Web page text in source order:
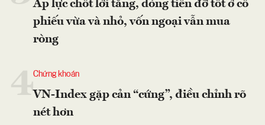
Áp lực chốt lời tăng, dòng tiền đỡ tốt ở cổ
phiếu vừa và nhỏ, vốn ngoại vẫn mua
ròng
4Chứng khoán
VN-Index gặp cản “cứng”, điều chỉnh rõ
nét hơn